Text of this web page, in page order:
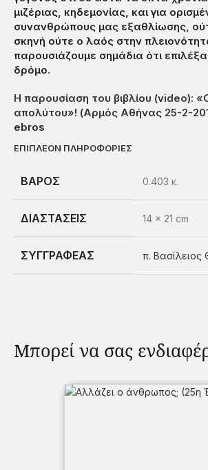
μιζέριας, κηδεμονίας, και για
συνανθρώπους μας εξαθλίωσης,
σκηνή ούτε ο λαός στην
παρουσιάζουμε σημάδια ότι
δρόμο.
Η παρουσίαση του βιβλίου (video):
απολύτου»! (Αρμός Αθήνας 25-2-
ebros
ΕΠΙΠΛΈΟΝ ΠΛΗΡΟΦΟΡΊΕΣ
ΒΆΡΟΣ 0.403 κ.
ΔΙΑΣΤΆΣΕΙΣ 14 × 21 cm
ΣΥΓΓΡΑΦΈΑΣ π. Βασίλειος
Μπορεί να σας